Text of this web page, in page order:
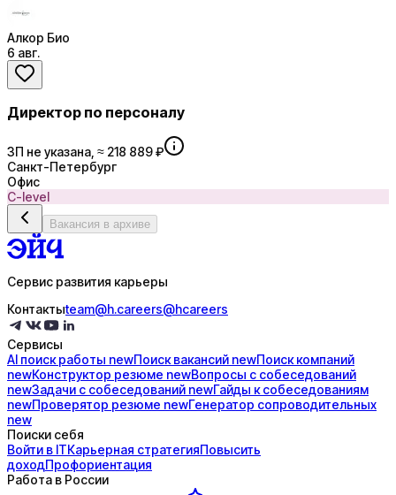
Алкор Био
6 авг.
Директор по персоналу
ЗП не указана, ≈ 218 889 ₽
Санкт-Петербург
Офис
C-level
Вакансия в архиве
Сервис развития карьеры
Контактыteam@h.careers@hcareers
Сервисы
AI поискработы newПоисквакансий newПоисккомпаний
newКонструктор резюме newВопросы с собеседований
newЗадачи с собеседований newГайды ксобеседованиям
newПроверятор резюме newГенератор сопроводительных
new
Поиски себя
Войти в ITКарьерная стратегияПовысить
доходПрофориентация
Работа в России